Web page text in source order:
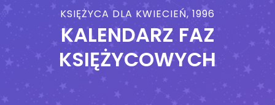
KSIĘŻYCA DLA KWIECIEŃ, 1996
KALENDARZ FAZ
KSIĘŻYCOWYCH